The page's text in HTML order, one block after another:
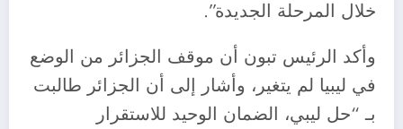
خلال المرحلة الجديدة”.
وأكد الرئيس تبون أن موقف الجزائر من الوضع
في ليبيا لم يتغير، وأشار إلى أن الجزائر طالبت
بـ “حل ليبي، الضمان الوحيد للاستقرار